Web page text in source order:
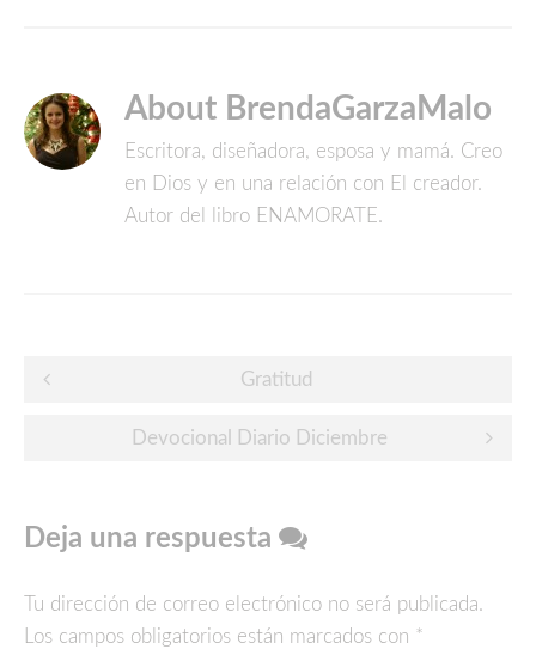
About BrendaGarzaMalo
Escritora, diseñadora, esposa y mamá. Creo
en Dios y en una relación con El creador.
Autor del libro ENAMORATE.
Post
navigation
Gratitud
Devocional Diario Diciembre
Deja una respuesta
Tu dirección de correo electrónico no será publicada.
Los campos obligatorios están marcados con *